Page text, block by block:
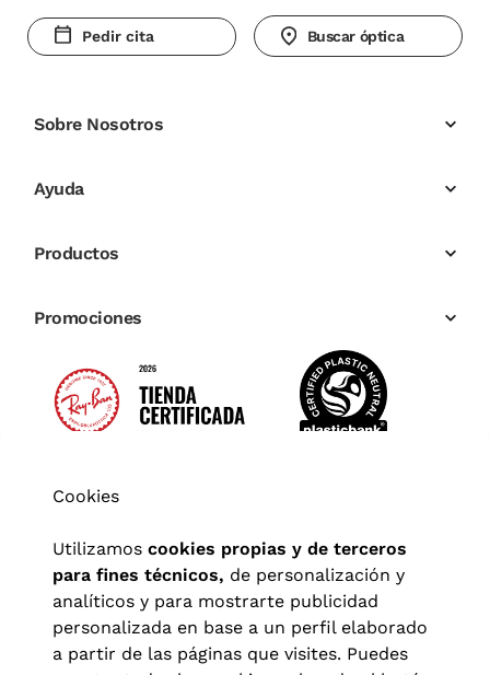
Pedir cita Buscar óptica
Sobre Nosotros
Ayuda
Productos
Promociones
Cookies
Utilizamos cookies propias y de terceros
para fines técnicos, de personalización y
analíticos y para mostrarte publicidad
personalizada en base a un perfil elaborado
a partir de las páginas que visites. Puedes